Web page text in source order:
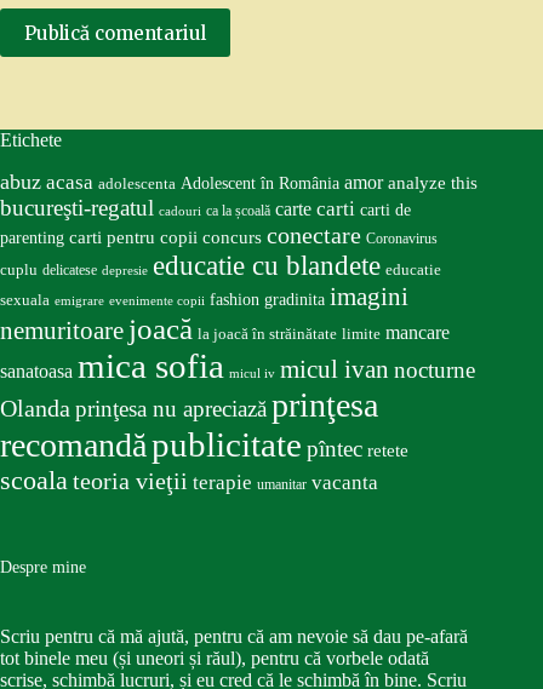
Publică comentariul
Etichete
abuz acasa adolescenta Adolescent în România amor analyze this
bucureşti-regatul cadouri ca la școală carte carti carti de
parenting carti pentru copii concurs conectare Coronavirus
cuplu delicatese depresie educatie cu blandete educatie
sexuala emigrare evenimente copii fashion gradinita imagini
nemuritoare joacă la joacă în străinătate limite mancare
sanatoasa mica sofia micul iv micul ivan nocturne
Olandaprinţesa nu apreciazăprinţesa
recomandăpublicitate pîntec retete
scoalateoria vieţii terapie umanitar vacanta
Despre mine
Scriu pentru că mă ajută, pentru că am nevoie să dau pe-afară
tot binele meu (și uneori și răul), pentru că vorbele odată
scrise, schimbă lucruri, și eu cred că le schimbă în bine. Scriu